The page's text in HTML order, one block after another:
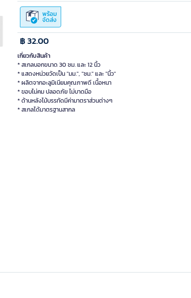
slide
พร้อม
จัดส่ง
฿ 32.00
เกี่ยวกับสินค้า
* สเกลบอกขนาด 30 ซม. และ 12 นิ้ว
* แสดงหน่วยวัดเป็น "มม.", "ซม." และ "นิ้ว"
* ผลิตจากอะลูมิเนียมคุณภาพดี เนื้อหนา
* ขอบไม่คม ปลอดภัย ไม่บาดมือ
* ด้านหลังไม้บรรทัดมีค่ามาตราส่วนต่างๆ
* สเกลได้มาตรฐานสากล